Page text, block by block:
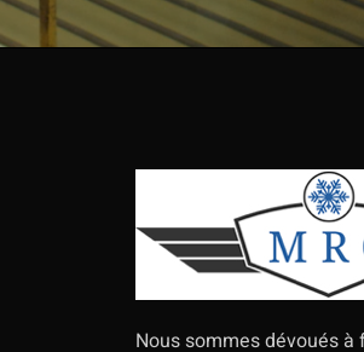
Nous sommes dévoués